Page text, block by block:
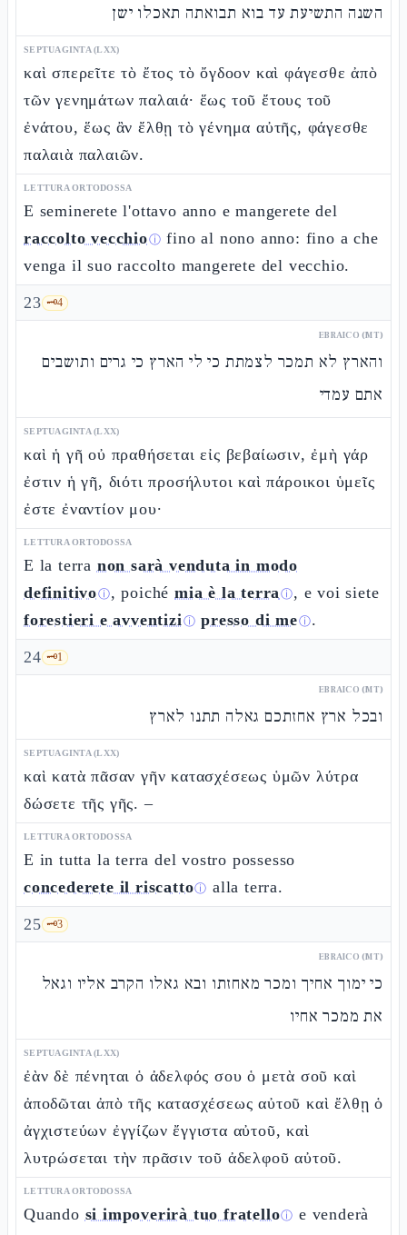
השנה התשיעת עד בוא תבואתה תאכלו ישן
SEPTUAGINTA (LXX)
καὶ σπερεῖτε τὸ ἔτος τὸ ὄγδοον καὶ φάγεσθε ἀπὸ
τῶν γενημάτων παλαιά· ἕως τοῦ ἔτους τοῦ
ἐνάτου, ἕως ἂν ἔλθῃ τὸ γένημα αὐτῆς, φάγεσθε
παλαιὰ παλαιῶν.
LETTURA ORTODOSSA
E seminerete l'ottavo anno e mangerete del
raccolto vecchioⓘ fino al nono anno: fino a che
venga il suo raccolto mangerete del vecchio.
23 🗝️4
EBRAICO (MT)
והארץ לא תמכר לצמתת כי לי הארץ כי גרים ותושבים
אתם עמדי
SEPTUAGINTA (LXX)
καὶ ἡ γῆ οὐ πραθήσεται εἰς βεβαίωσιν, ἐμὴ γάρ
ἐστιν ἡ γῆ, διότι προσήλυτοι καὶ πάροικοι ὑμεῖς
ἐστε ἐναντίον μου·
LETTURA ORTODOSSA
E la terra non sarà venduta in modo
definitivoⓘ, poichémia è la terraⓘ, e voi siete
forestieri e avventiziⓘ presso di meⓘ.
24 🗝️1
EBRAICO (MT)
ובכל ארץ אחזתכם גאלה תתנו לארץ
SEPTUAGINTA (LXX)
καὶ κατὰ πᾶσαν γῆν κατασχέσεως ὑμῶν λύτρα
δώσετε τῆς γῆς. –
LETTURA ORTODOSSA
E in tutta la terra del vostro possesso
concederete il riscattoⓘ alla terra.
25 🗝️3
EBRAICO (MT)
כי ימוך אחיך ומכר מאחזתו ובא גאלו הקרב אליו וגאל
את ממכר אחיו
SEPTUAGINTA (LXX)
ἐὰν δὲ πένηται ὁ ἀδελφός σου ὁ μετὰ σοῦ καὶ
ἀποδῶται ἀπὸ τῆς κατασχέσεως αὐτοῦ καὶ ἔλθῃ ὁ
ἀγχιστεύων ἐγγίζων ἔγγιστα αὐτοῦ, καὶ
λυτρώσεται τὴν πρᾶσιν τοῦ ἀδελφοῦ αὐτοῦ.
LETTURA ORTODOSSA
Quando si impoverirà tuo fratelloⓘ e venderà